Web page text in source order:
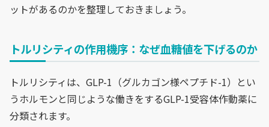
ットがあるのかを整理しておきましょう。
トルリシティの作用機序：なぜ血糖値を下げるのか
トルリシティは、GLP-1（グルカゴン様ペプチド-1）とい
うホルモンと同じような働きをするGLP-1受容体作動薬に
分類されます。